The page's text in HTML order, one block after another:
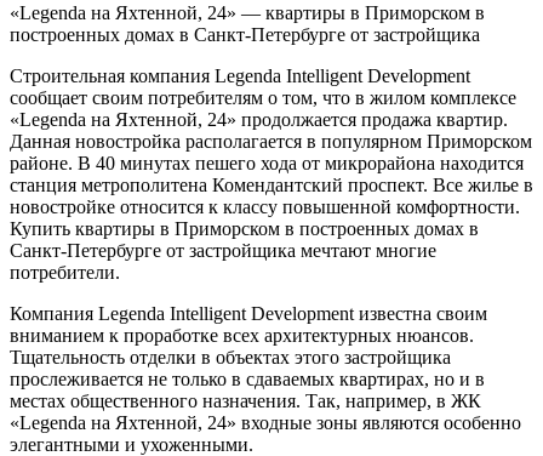
«Legenda на Яхтенной, 24» — квартиры в Приморском в
построенных домах в Санкт-Петербурге от застройщика
Строительная компания Legenda Intelligent Development
сообщает своим потребителям о том, что в жилом комплексе
«Legenda на Яхтенной, 24» продолжается продажа квартир.
Данная новостройка располагается в популярном Приморском
районе. В 40 минутах пешего хода от микрорайона находится
станция метрополитена Комендантский проспект. Все жилье в
новостройке относится к классу повышенной комфортности.
Купить квартиры в Приморском в построенных домах в
Санкт-Петербурге от застройщика мечтают многие
потребители.
Компания Legenda Intelligent Development известна своим
вниманием к проработке всех архитектурных нюансов.
Тщательность отделки в объектах этого застройщика
прослеживается не только в сдаваемых квартирах, но и в
местах общественного назначения. Так, например, в ЖК
«Legenda на Яхтенной, 24» входные зоны являются особенно
элегантными и ухоженными.